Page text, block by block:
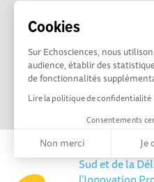
Cookies
Sur Echosciences, nous
audience, établir des
de fonctionnalités
Lire la politique de confidentialité
Consentements
Non merci Je
Axeptio consent
Plateforme de Gestion du
Echosciences
Sud et de la